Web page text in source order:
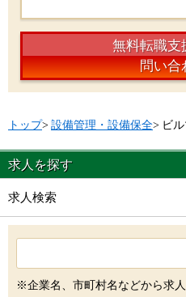
無料転職支
問い合
トップ> 設備管理・設備保全> ビ
求人を探す
求人検索
※企業名、市町村名などから求